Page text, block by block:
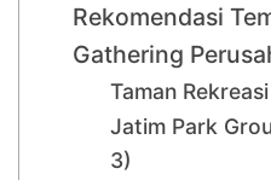
Rekomendasi
Gathering
Taman
Jatim Park
3)